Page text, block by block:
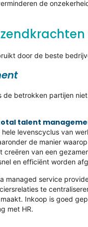
de
door de beste
betrokken partijen
talent
levenscyclus van
de manier
van een
en efficiënt worden
managed service
te
Inkoop is goed
met HR.